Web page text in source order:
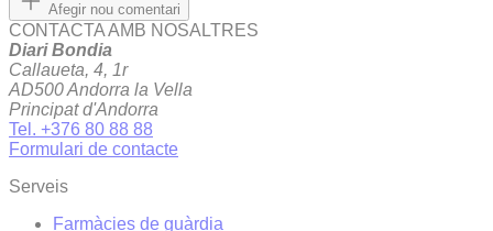
Afegir nou comentari
CONTACTA AMB NOSALTRES
Diari Bondia
Callaueta, 4, 1r
AD500 Andorra la Vella
Principat d'Andorra
Tel. +376 80 88 88
Formulari de contacte
Serveis
Farmàcies de guàrdia